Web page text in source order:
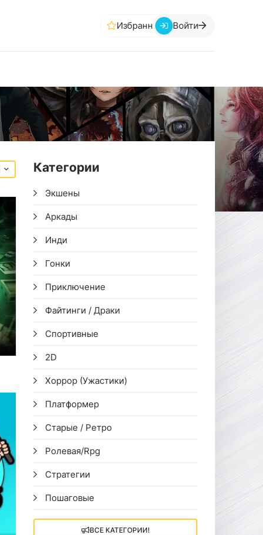
Избранное Войти
Категории
Экшены
Аркады
Инди
Гонки
Приключение
Файтинги / Драки
Спортивные
2D
Хоррор (Ужастики)
Платформер
Старые / Ретро
Ролевая/Rpg
Стратегии
Пошаговые
ВСЕ КАТЕГОРИИ!